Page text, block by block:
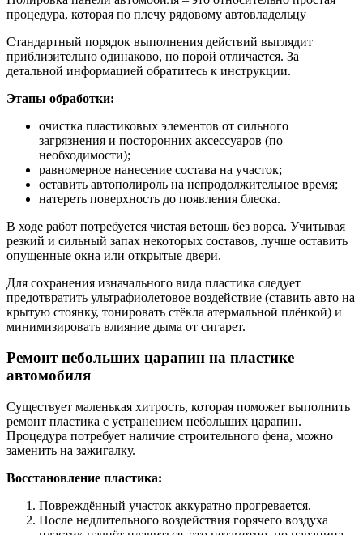
процедура, которая по плечу рядовому автовладельцу
Стандартный порядок выполнения действий выглядит
приблизительно одинаково, но порой отличается. За
детальной информацией обратитесь к инструкции.
Этапы обработки:
очистка пластиковых элементов от сильного
загрязнения и посторонних аксессуаров (по
необходимости);
равномерное нанесение состава на участок;
оставить автополироль на непродолжительное время;
натереть поверхность до появления блеска.
В ходе работ потребуется чистая ветошь без ворса. Учитывая
резкий и сильный запах некоторых составов, лучше оставить
опущенные окна или открытые двери.
Для сохранения изначального вида пластика следует
предотвратить ультрафиолетовое воздействие (ставить авто на
крытую стоянку, тонировать стёкла атермальной плёнкой) и
минимизировать влияние дыма от сигарет.
Ремонт небольших царапин на пластике
автомобиля
Существует маленькая хитрость, которая поможет выполнить
ремонт пластика с устранением небольших царапин.
Процедура потребует наличие строительного фена, можно
заменить на зажигалку.
Восстановление пластика:
Повреждённый участок аккуратно прогревается.
После недлительного воздействия горячего воздуха